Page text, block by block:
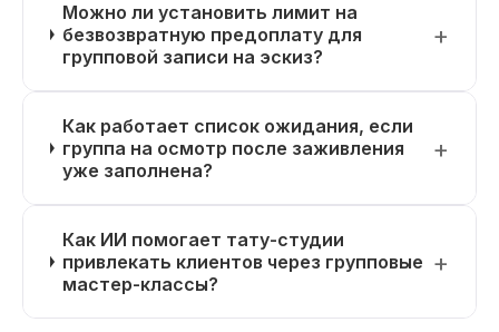
Можно ли установить лимит на
безвозвратную предоплату для
групповой записи на эскиз?
Как работает список ожидания, если
группа на осмотр после заживления
уже заполнена?
Как ИИ помогает тату-студии
привлекать клиентов через групповые
мастер-классы?